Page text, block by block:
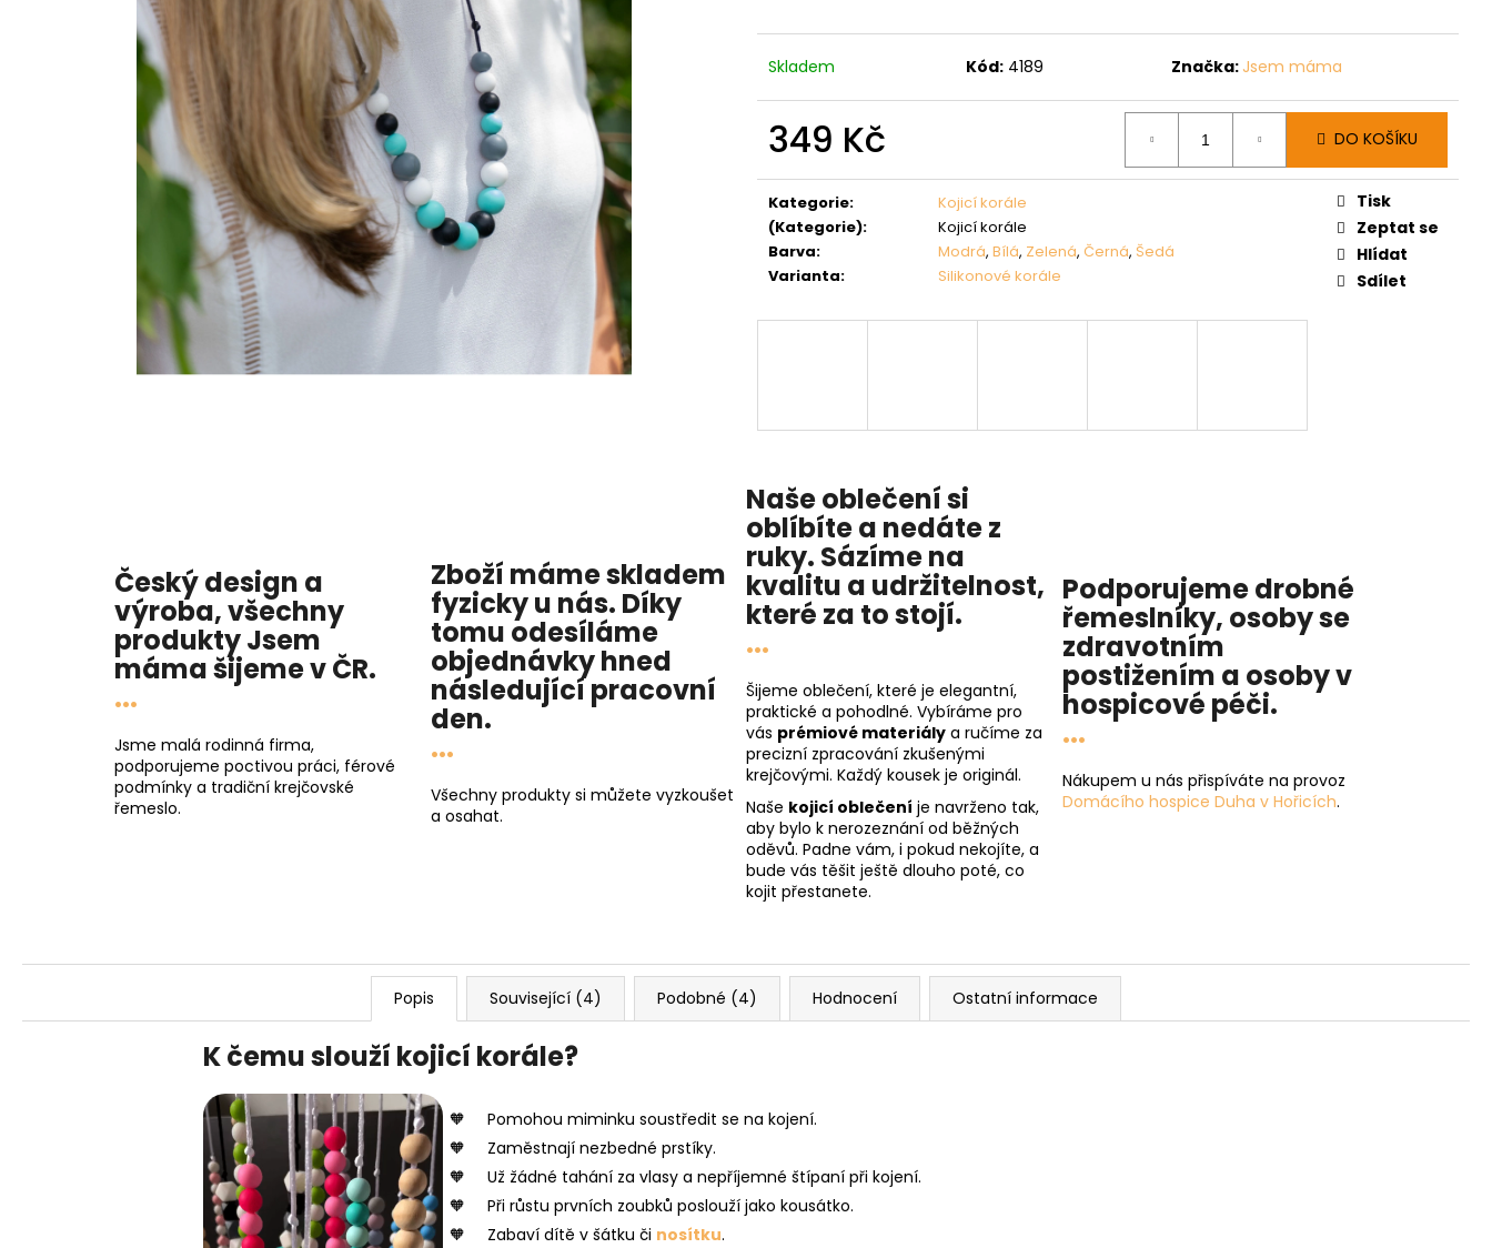
Skladem Kód: 4189 Značka: Jsem máma
349 Kč
cena:
DO KOŠÍKU
Kategorie:
Kojicí korále
(Kategorie):
Kojicí korále
Barva: Modrá, Bílá, Zelená, Černá, Šedá
Varianta: Silikonové korále
Tisk
Zeptat se
Hlídat
Sdílet
Český design a
výroba, všechny
produktyJsem
mámašijeme v ČR.
...
Jsme malá rodinná firma,
podporujeme poctivou práci, férové
podmínky a tradiční krejčovské
řemeslo.
Zboží máme skladem
fyzicky u nás. Díky
tomu odesíláme
objednávky hned
následující pracovní
den.
...
Všechny produkty si můžete vyzkoušet
a osahat.
Naše oblečení si
oblíbíte a nedáte z
ruky. Sázíme na
kvalitu a udržitelnost,
které za to stojí.
...
Šijeme oblečení, které je elegantní,
praktické a pohodlné. Vybíráme pro
vás prémiové materiály a ručíme za
precizní zpracování zkušenými
krejčovými. Každý kousek je originál.
Naše kojicí oblečení je navrženo tak,
aby bylo k nerozeznání od běžných
oděvů. Padne vám, i pokud nekojíte, a
bude vás těšit ještě dlouho poté, co
kojit přestanete.
Podporujeme drobné
řemeslníky, osoby se
zdravotním
postižením a osoby v
hospicové péči.
...
Nákupem u nás přispíváte na provoz
Domácího hospice Duha v Hořicích.
Popis Související (4) Podobné (4) Hodnocení Ostatní informace
K čemu slouží kojicí korále?
Pomohou miminku soustředit se na kojení.
Zaměstnají nezbedné prstíky.
Už žádné tahání za vlasy a nepříjemné štípaní při kojení.
Při růstu prvních zoubků poslouží jako kousátko.
Zabaví dítě v šátku či nosítku.